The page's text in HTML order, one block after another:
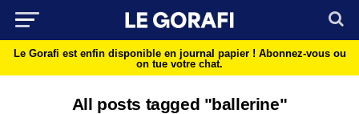
Le Gorafi est enfin disponible en journal papier ! Abonnez-vous ou
on tue votre chat.
All posts tagged "ballerine"